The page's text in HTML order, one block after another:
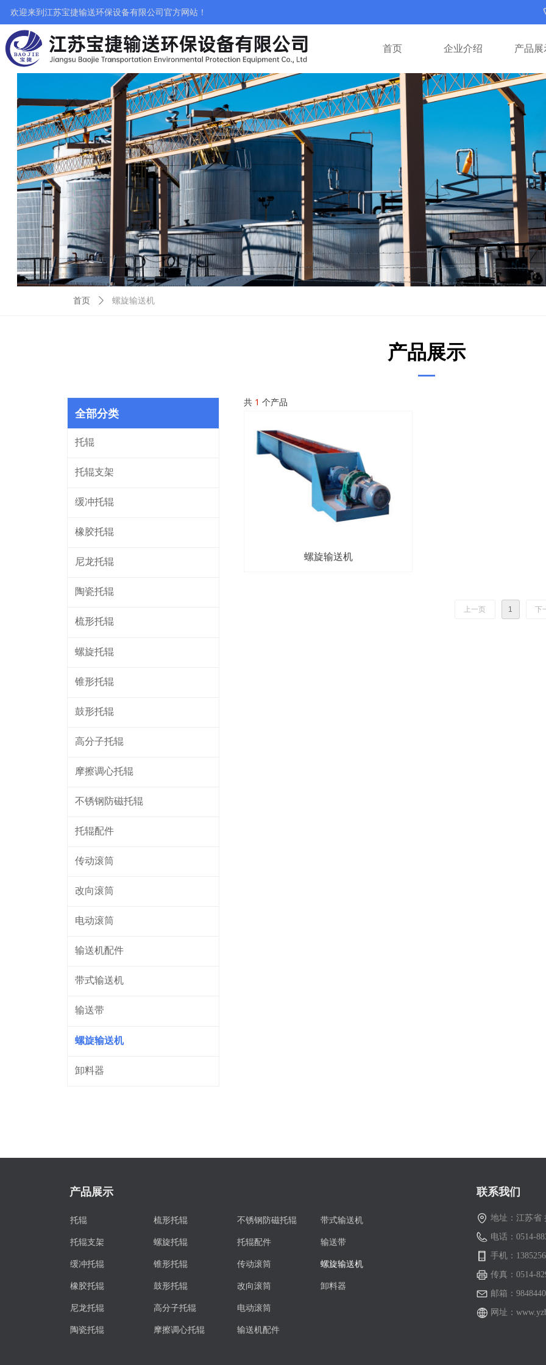
首页 企业介绍 产品展
欢迎来到江苏宝捷输送环保设备有限公司官方网站！
全部分类
托辊
托辊支架
缓冲托辊
橡胶托辊
尼龙托辊
陶瓷托辊
梳形托辊
螺旋托辊
锥形托辊
鼓形托辊
高分子托辊
摩擦调心托辊
不锈钢防磁托辊
托辊配件
传动滚筒
改向滚筒
电动滚筒
输送机配件
带式输送机
输送带
螺旋输送机
卸料器
产品展示
—
共 1 个产品
螺旋输送机
上一页 1 下
首页 ꄲ 螺旋输送机
产品展示
托辊
托辊支架
缓冲托辊
橡胶托辊
尼龙托辊
陶瓷托辊
梳形托辊
螺旋托辊
锥形托辊
鼓形托辊
高分子托辊
摩擦调心托辊
不锈钢防磁托辊
托辊配件
传动滚筒
改向滚筒
电动滚筒
输送机配件
带式输送机
输送带
螺旋输送机
卸料器
联系我们
地址： 江苏省
电话： 0514-
手机：
传真： 0514-
邮箱：
网址：